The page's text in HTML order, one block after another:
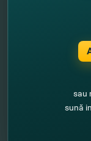
Полезная
Опубликование
sau
sună